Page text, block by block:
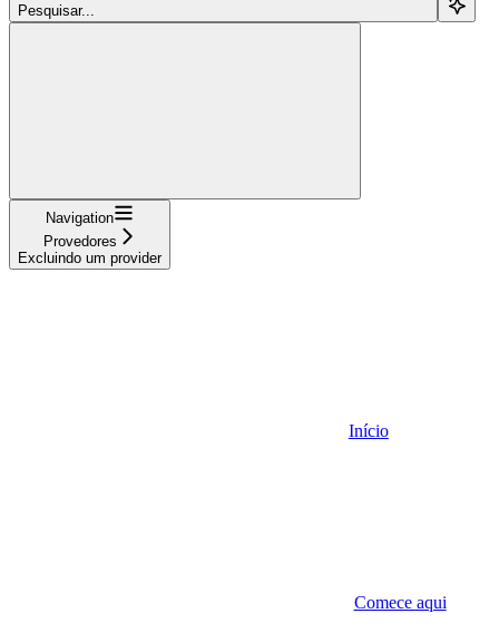
Pesquisar...
Navigation
Provedores
Excluindo um provider
Início
Comece aqui